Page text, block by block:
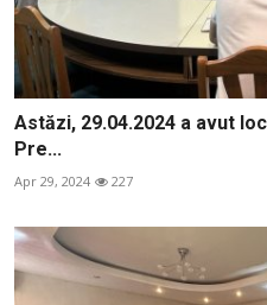
Astăzi, 29.04.2024 a avut
Pre...
Apr 29, 2024 227